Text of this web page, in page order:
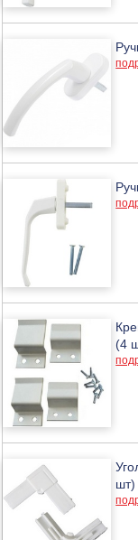
(4
шт)